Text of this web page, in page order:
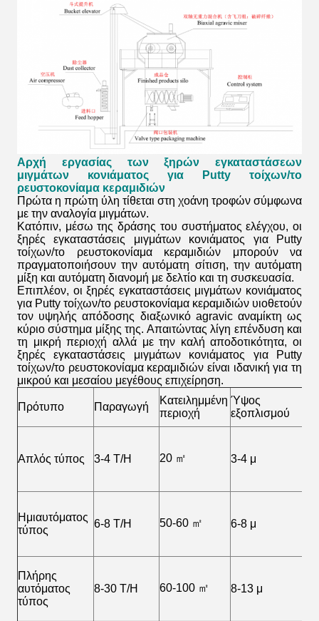
Αρχή εργασίαςτων ξηρών εγκαταστάσεων
μιγμάτων κονιάματος για Putty τοίχων/το
ρευστοκονίαμα κεραμιδιών
Πρώτα η πρώτη ύλη τίθεται στη χοάνη τροφών σύμφωνα
με την αναλογία μιγμάτων.
Κατόπιν, μέσω της δράσης του συστήματος ελέγχου, οι
ξηρές εγκαταστάσεις μιγμάτων κονιάματος για Putty
τοίχων/το ρευστοκονίαμα κεραμιδιών μπορούν να
πραγματοποιήσουν την αυτόματη σίτιση, την αυτόματη
μίξη και αυτόματη διανομή με δελτίο και τη συσκευασία.
Επιπλέον, οι ξηρές εγκαταστάσεις μιγμάτων κονιάματος
για Putty τοίχων/το ρευστοκονίαμα κεραμιδιών υιοθετούν
τον υψηλής απόδοσης διαξωνικό agravic αναμίκτη ως
κύριο σύστημα μίξης της. Απαιτώντας λίγη επένδυση και
τη μικρή περιοχή αλλά με την καλή αποδοτικότητα, οι
ξηρές εγκαταστάσεις μιγμάτων κονιάματος για Putty
τοίχων/το ρευστοκονίαμα κεραμιδιών είναι ιδανική για τη
μικρού και μεσαίου μεγέθους επιχείρηση.
Πρότυπο Παραγωγή
Κατειλημμένη
περιοχή
Ύψος
εξοπλισμού
Απλός τύπος 3-4 T/H 20 ㎡ 3-4 μ
Ημιαυτόματος
τύπος
6-8 T/H 50-60 ㎡ 6-8 μ
Πλήρης
αυτόματος
τύπος
8-30 T/H 60-100 ㎡ 8-13 μ